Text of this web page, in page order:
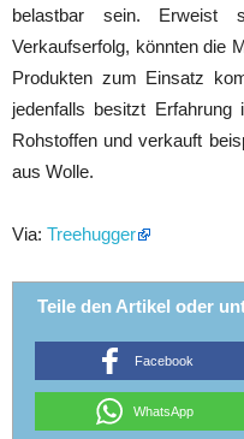
belastbar sein. Erweist
Verkaufserfolg, könnten die
Produkten zum Einsatz
jedenfalls besitzt Erfahrung
Rohstoffen und verkauft
aus Wolle.
Via: Treehugger
Teile den Artikel oder
Facebook
WhatsApp